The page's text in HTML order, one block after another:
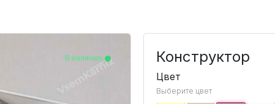
В наличии
В наличии
В наличии
В наличии
В наличии
В наличии
В наличии
В наличии
В наличии
В наличии
В наличии
В наличии
В наличии
В наличии
В наличии
В наличии
В наличии Конструктор
Цвет
Выберите цвет